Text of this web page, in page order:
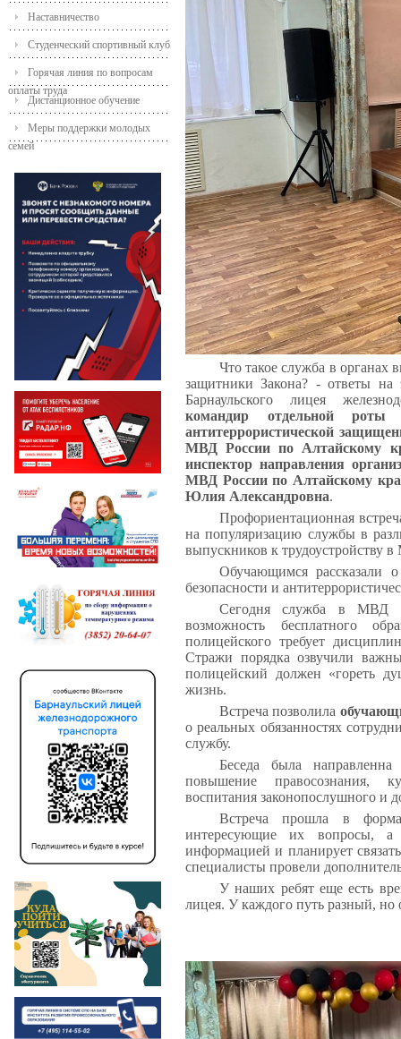
Наставничество
Студенческий спортивный клуб
Горячая линия по вопросам
оплаты труда
Дистанционное обучение
Меры поддержки молодых
семей
Что такое служба в органах
защитники Закона? - ответы
Барнаульского лицея
командир отдельной роты
антитеррористической
МВД России по Алтайскому
инспектор направления
МВД России по Алтайскому
Юлия Александровна.
Профориентационная
на популяризацию службы в
выпускников к трудоустройству
Обучающимся рассказали
безопасности и
Сегодня служба в МВД -
возможность бесплатного
полицейского требует
Стражи порядка озвучили
полицейский должен «гореть
жизнь.
Встреча позволила
о реальных обязанностях
службу.
Беседа была
повышение правосознания,
воспитания законопослушного и
Встреча прошла в
интересующие их вопросы, а
информацией и планирует
специалисты провели
У наших ребят еще есть
лицея. У каждого путь разный,